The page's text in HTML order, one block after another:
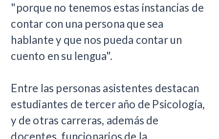
"porque no tenemos estas instancias de
contar con una persona que sea
hablante y que nos pueda contar un
cuento en su lengua".
Entre las personas asistentes destacan
estudiantes de tercer año de Psicología,
y de otras carreras, además de
docentes, funcionarios de la